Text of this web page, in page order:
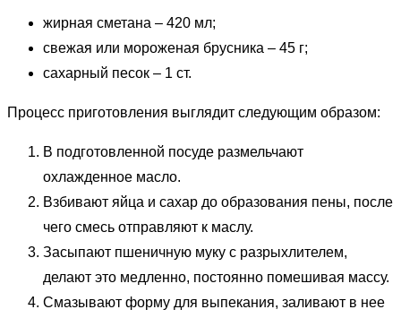
жирная сметана – 420 мл;
свежая или мороженая брусника – 45 г;
сахарный песок – 1 ст.
Процесс приготовления выглядит следующим образом:
В подготовленной посуде размельчают
охлажденное масло.
Взбивают яйца и сахар до образования пены, после
чего смесь отправляют к маслу.
Засыпают пшеничную муку с разрыхлителем,
делают это медленно, постоянно помешивая массу.
Смазывают форму для выпекания, заливают в нее